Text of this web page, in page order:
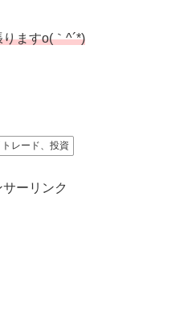
ますo(｀^´*)
レード、投資
サーリンク